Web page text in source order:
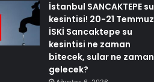
İstanbul SANCAKTEPE su
kesintisi! 20-21 Temmuz
İSKİ Sancaktepe su
kesintisi ne zaman
bitecek, sular ne zaman
gelecek?